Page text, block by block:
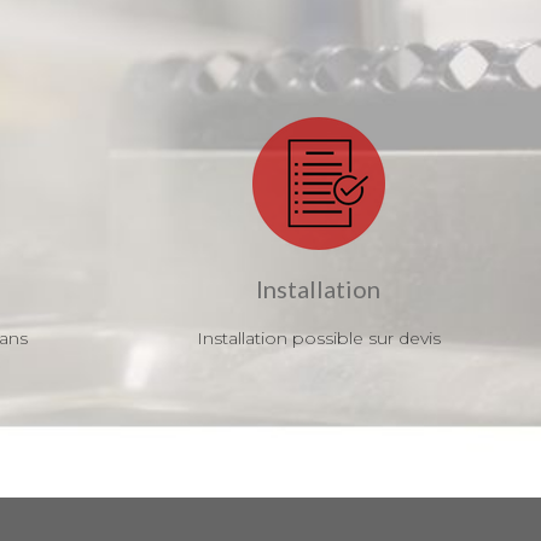
Installation
Installation possible sur devis